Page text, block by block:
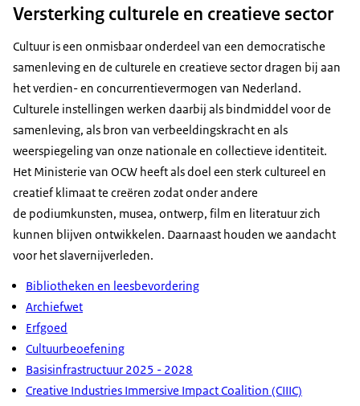
Versterking culturele en creatieve sector
Cultuur is een onmisbaar onderdeel van een democratische
samenleving en de culturele en creatieve sector dragen bĳ aan
het verdien- en concurrentievermogen van Nederland.
Culturele instellingen werken daarbij als bindmiddel voor de
samenleving, als bron van verbeeldingskracht en als
weerspiegeling van onze nationale en collectieve identiteit.
Het Ministerie van OCW heeft als doel een sterk cultureel en
creatief klimaat te creëren zodat onder andere
de podiumkunsten, musea, ontwerp, film en literatuur zich
kunnen blijven ontwikkelen. Daarnaast houden we aandacht
voor het slavernijverleden.
Bibliotheken en leesbevordering
Archiefwet
Erfgoed
Cultuurbeoefening
Basisinfrastructuur 2025 - 2028
Creative Industries Immersive Impact Coalition (CIIIC)